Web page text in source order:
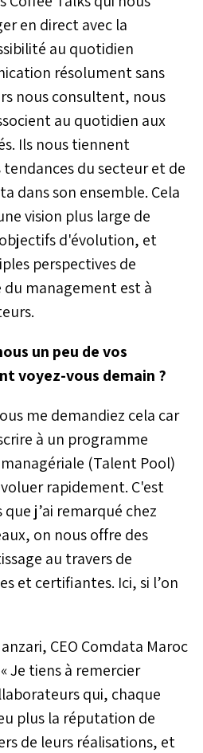
en direct avec la
au quotidien
résolument sans
nous consultent, nous
au quotidien aux
Ils nous tiennent
du secteur et de
dans son ensemble. Cela
vision plus large de
d'évolution, et
perspectives de
du management est à
un peu de vos
voyez-vous demain ?
me demandiez cela car
à un programme
(Talent Pool)
rapidement. C'est
j’ai remarqué chez
on nous offre des
au travers de
et certifiantes. Ici, si l’on
CEO Comdata Maroc
Je tiens à remercier
qui, chaque
plus la réputation de
de leurs réalisations, et